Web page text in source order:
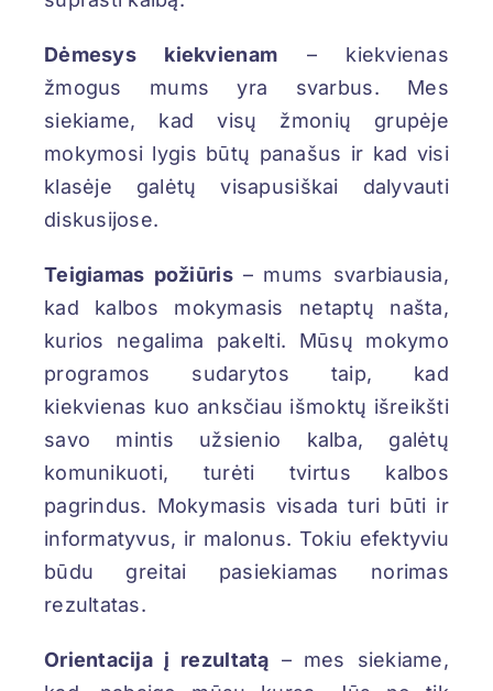
Dėmesys kiekvienam
– kiekvienas
žmogus mums yra svarbus. Mes
siekiame, kad visų žmonių grupėje
mokymosi lygis būtų panašus ir kad visi
klasėje galėtų visapusiškai dalyvauti
diskusijose.
Teigiamas požiūris – mums svarbiausia,
kad kalbos mokymasis netaptų našta,
kurios negalima pakelti. Mūsų mokymo
programos sudarytos taip, kad
kiekvienas kuo anksčiau išmoktų išreikšti
savo mintis užsienio kalba, galėtų
komunikuoti, turėti tvirtus kalbos
pagrindus. Mokymasis visada turi būti ir
informatyvus, ir malonus. Tokiu efektyviu
būdu greitai pasiekiamas norimas
rezultatas.
Orientacija į rezultatą – mes siekiame,